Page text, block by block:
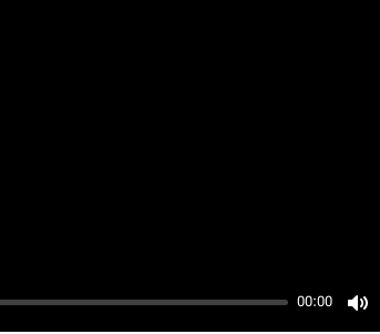
00:00